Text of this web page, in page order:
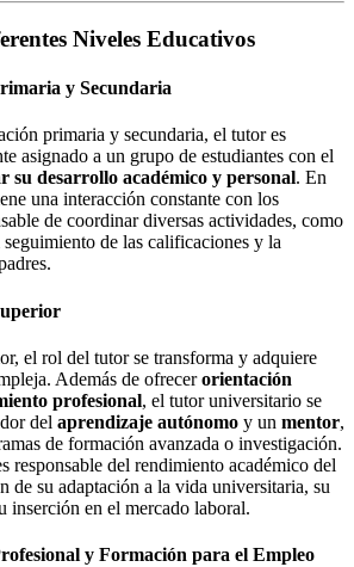
Niveles Educativos
y Secundaria
primaria y secundaria, el tutor es
asignado a un grupo de estudiantes con el
su desarrollo académico y personal. En
una interacción constante con los
de coordinar diversas actividades, como
de las calificaciones y la
el rol del tutor se transforma y adquiere
Además de ofrecerorientación
profesional, el tutor universitario se
del aprendizaje autónomo y un mentor,
de formación avanzada o investigación.
responsable del rendimiento académico del
de su adaptación a la vida universitaria, su
inserción en el mercado laboral.
y Formación para el Empleo